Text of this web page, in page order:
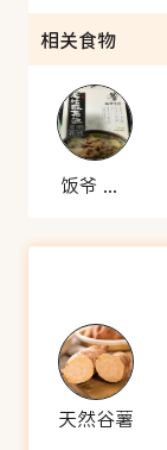
相关食物
饭爷 老坛酸菜鱼
天然谷薯